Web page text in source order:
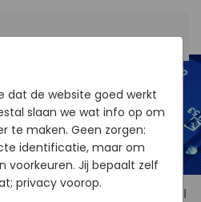
SENSORAY Model 327 & 328 PCI
dat de website goed werkt
slaan we wat info op om
te maken. Geen zorgen:
identificatie, maar om
voorkeuren. Jij bepaalt zelf
privacy voorop.